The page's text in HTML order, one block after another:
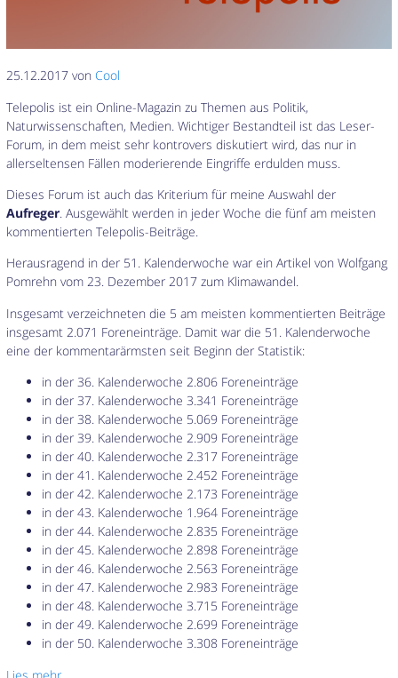
25.12.2017 vonCool
Telepolis ist ein Online-Magazin zu Themen aus Politik,
Naturwissenschaften, Medien. Wichtiger Bestandteil ist das Leser-
Forum, in dem meist sehr kontrovers diskutiert wird, das nur in
allerseltensen Fällen moderierende Eingriffe erdulden muss.
Dieses Forum ist auch das Kriterium für meine Auswahl der
Aufreger. Ausgewählt werden in jeder Woche die fünf am meisten
kommentierten Telepolis-Beiträge.
Herausragend in der 51. Kalenderwoche war ein Artikel von Wolfgang
Pomrehn vom 23. Dezember 2017 zum Klimawandel.
Insgesamt verzeichneten die 5 am meisten kommentierten Beiträge
insgesamt 2.071 Foreneinträge. Damit war die 51. Kalenderwoche
eine der kommentarärmsten seit Beginn der Statistik:
in der 36. Kalenderwoche 2.806 Foreneinträge
in der 37. Kalenderwoche 3.341 Foreneinträge
in der 38. Kalenderwoche 5.069 Foreneinträge
in der 39. Kalenderwoche 2.909 Foreneinträge
in der 40. Kalenderwoche 2.317 Foreneinträge
in der 41. Kalenderwoche 2.452 Foreneinträge
in der 42. Kalenderwoche 2.173 Foreneinträge
in der 43. Kalenderwoche 1.964 Foreneinträge
in der 44. Kalenderwoche 2.835 Foreneinträge
in der 45. Kalenderwoche 2.898 Foreneinträge
in der 46. Kalenderwoche 2.563 Foreneinträge
in der 47. Kalenderwoche 2.983 Foreneinträge
in der 48. Kalenderwoche 3.715 Foreneinträge
in der 49. Kalenderwoche 2.699 Foreneinträge
in der 50. Kalenderwoche 3.308 Foreneinträge
Lies mehr…